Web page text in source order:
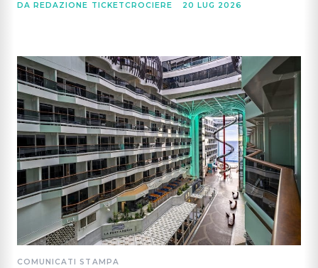
DA REDAZIONE TICKETCROCIERE 20 LUG 2026
COMUNICATI STAMPA